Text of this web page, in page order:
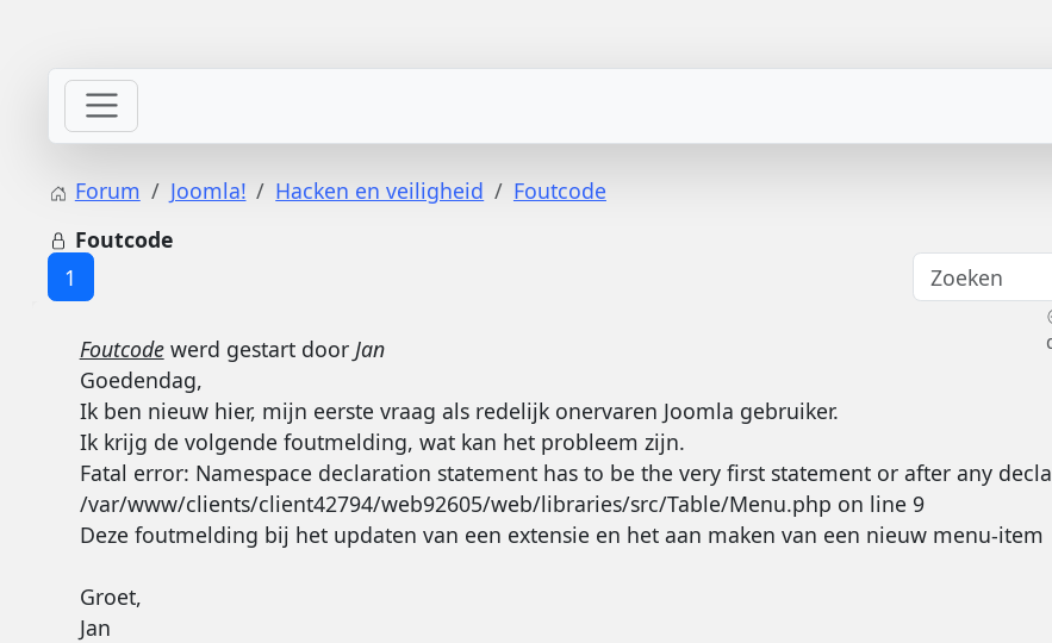
Forum Joomla! Hacken en veiligheid
Foutcode
Foutcode
1
Foutcodewerd gestart door Jan
Goedendag,
Ik ben nieuw hier, mijn eerste vraag als redelijk onervaren Joomla gebruiker.
Ik krijg de volgende foutmelding, wat kan het probleem zijn.
Fatal error: Namespace declaration statement has to be the very first statement or after any
/var/www/clients/client42794/web92605/web/libraries/src/Table/Menu.php on line 9
Deze foutmelding bij het updaten van een extensie en het aan maken van een nieuw menu-item
Groet,
Jan